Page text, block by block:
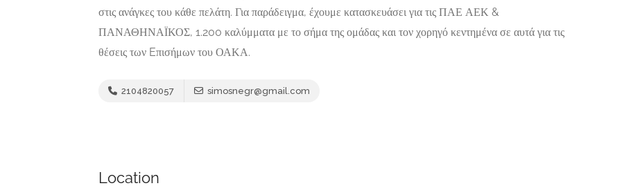
στις ανάγκες του κάθε πελάτη. Για παράδειγμα, έχουμε κατασκευάσει για τις ΠΑΕ ΑΕΚ &
ΠΑΝΑΘΗΝΑΪΚΟΣ, 1.200 καλύμματα με το σήμα της ομάδας και τον χορηγό κεντημένα σε αυτά για τις
θέσεις των Eπισήμων του ΟΑΚΑ.
2104820057 simosnegr@gmail.com
Location